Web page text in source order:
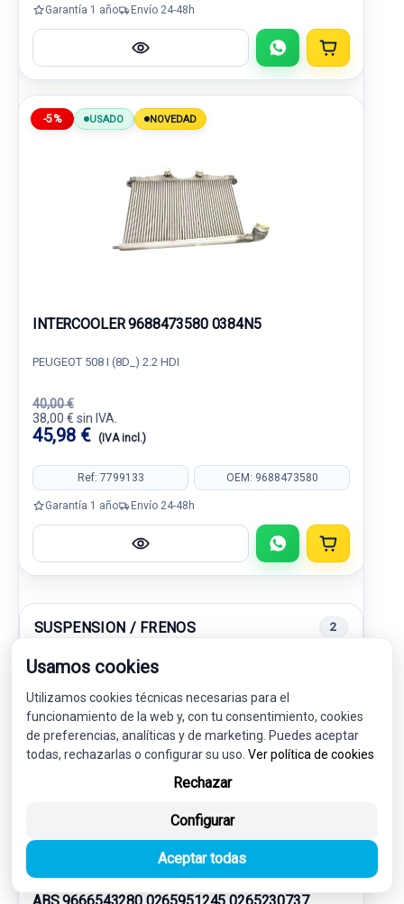
Garantía 1 año Envío 24-48h
-5% USADO NOVEDAD
INTERCOOLER 9688473580 0384N5
PEUGEOT 508 I (8D_) 2.2 HDI
40,00 €
38,00 € sin IVA.
45,98 € (IVA incl.)
Ref: 7799133 OEM: 9688473580
Garantía 1 año Envío 24-48h
SUSPENSION / FRENOS 2
-10% USADO NOVEDAD
Usamos cookies
Utilizamos cookies técnicas necesarias para el
funcionamiento de la web y, con tu consentimiento, cookies
de preferencias, analíticas y de marketing. Puedes aceptar
todas, rechazarlas o configurar su uso. Ver política de cookies
Rechazar
Configurar
Aceptar todas